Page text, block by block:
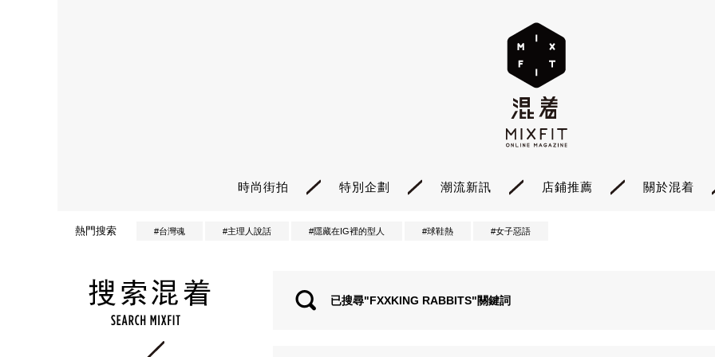
時尚街拍 特別企劃 潮流新訊 店鋪推薦 關於混着
熱門搜索 #台灣魂 #主理人說話 #隱藏在IG裡的型人 #球鞋熱 #女子惡語
已搜尋"FXXKING RABBITS"關鍵詞